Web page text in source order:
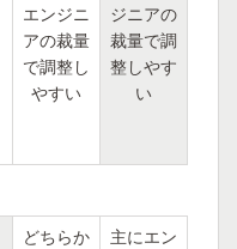
エンジニ
アの裁量
で調整し
やすい
ジニアの
裁量で調
整しやす
い
どちらか
主にエン